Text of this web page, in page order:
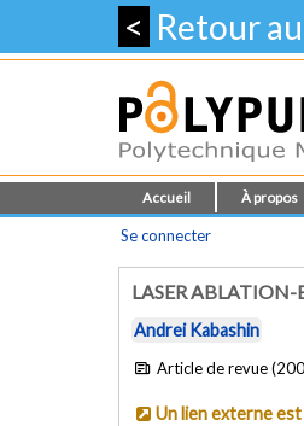
< Retour
Accueil À propos
Se connecter
LASER
Andrei Kabashin
Article de revue
Un lien externe